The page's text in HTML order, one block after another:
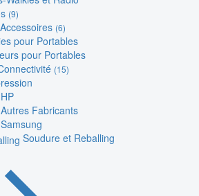
(9)
(6)
pour Portables
pour Portables
(15)
Fabricants
Soudure et Reballing